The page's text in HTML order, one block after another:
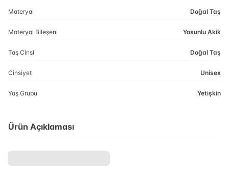
Materyal Doğal Taş
Materyal Bileşeni Yosunlu Akik
Taş Cinsi Doğal Taş
Cinsiyet Unisex
Yaş Grubu Yetişkin
Ürün Açıklaması